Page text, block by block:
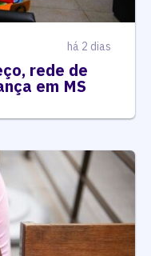
há 2 dias
rede de
em MS